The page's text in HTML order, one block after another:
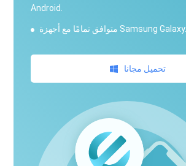
Android.
متوافق تمامًا مع أجهزة Samsung Galaxy.
تحميل مجانا